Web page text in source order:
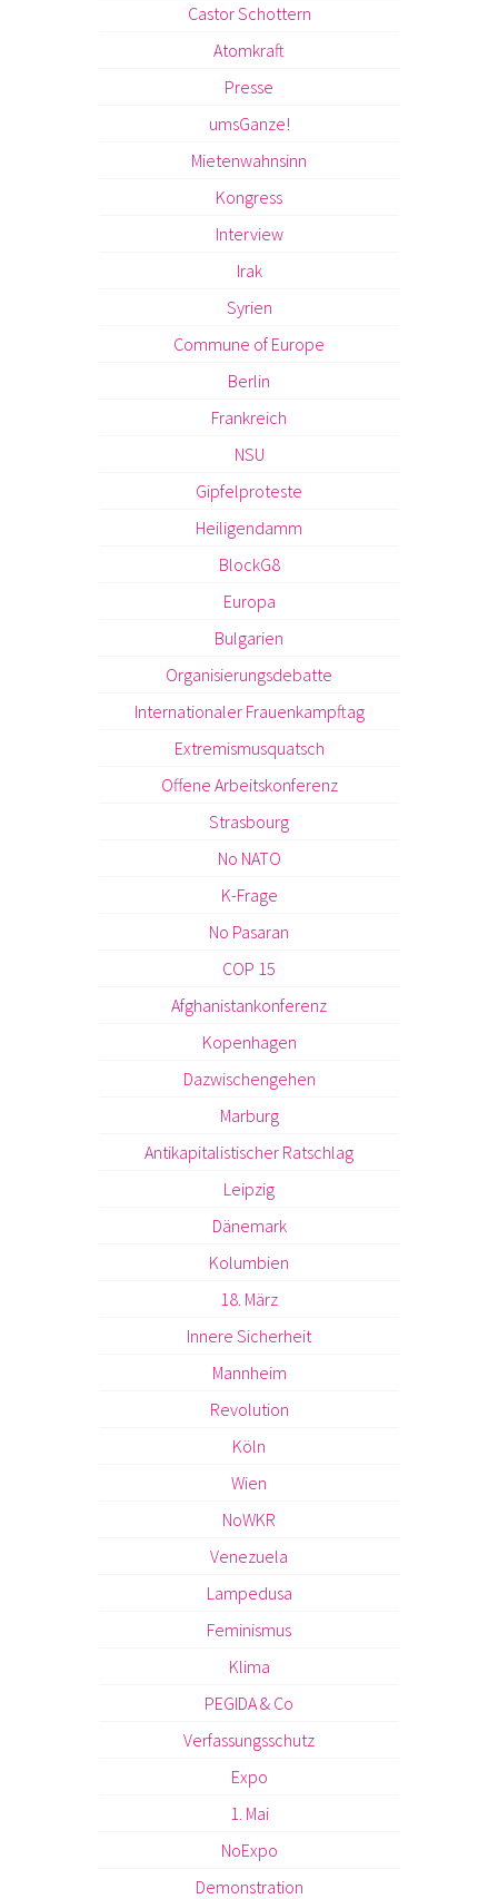
Castor Schottern
Atomkraft
Presse
umsGanze!
Mietenwahnsinn
Kongress
Interview
Irak
Syrien
Commune of Europe
Berlin
Frankreich
NSU
Gipfelproteste
Heiligendamm
BlockG8
Europa
Bulgarien
Organisierungsdebatte
Internationaler Frauenkampftag
Extremismusquatsch
Offene Arbeitskonferenz
Strasbourg
No NATO
K-Frage
No Pasaran
COP 15
Afghanistankonferenz
Kopenhagen
Dazwischengehen
Marburg
Antikapitalistischer Ratschlag
Leipzig
Dänemark
Kolumbien
18. März
Innere Sicherheit
Mannheim
Revolution
Köln
Wien
NoWKR
Venezuela
Lampedusa
Feminismus
Klima
PEGIDA & Co
Verfassungsschutz
Expo
1. Mai
NoExpo
Demonstration